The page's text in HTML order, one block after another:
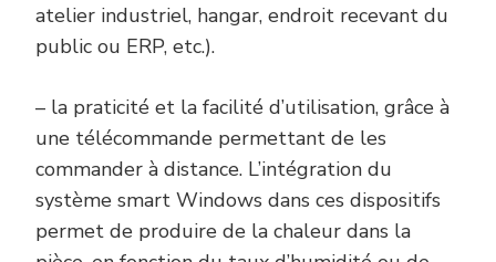
atelier industriel, hangar, endroit recevant du
public ou ERP, etc.).
– la praticité et la facilité d’utilisation, grâce à
une télécommande permettant de les
commander à distance. L’intégration du
système smart Windows dans ces dispositifs
permet de produire de la chaleur dans la